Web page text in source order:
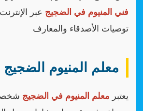
فني المنيوم في الضجيج عبر
توصيات الأصدقاء والمعارف
معلم المنيوم الضجيج
يعتبر معلم المنيوم في الضجيج